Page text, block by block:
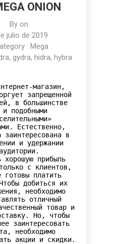
ONION
By on
julio de 2019
:Mega
, gydra, hidra, hybra
магазин,
запрещенной
в большинстве
и подобными
Естественно,
заинтересована в
и удержании
аудитории.
хорошую прибыль
с клиентов,
готовы платить
добиться их
необходимо
отличный
товар и
Но, чтобы
заинтересовать
необходимо
акции и скидки.